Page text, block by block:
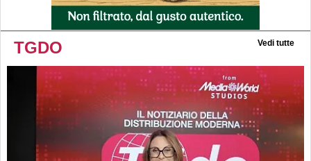
TGDO Vedi tutte